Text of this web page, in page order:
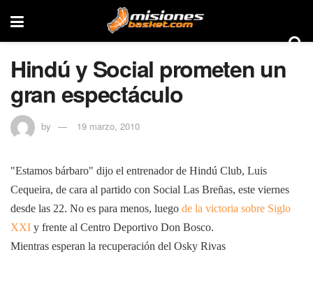
Hindú y Social prometen un
gran espectáculo
by 19 marzo, 2010
"Estamos bárbaro" dijo el entrenador de Hindú Club, Luis
Cequeira, de cara al partido con Social Las Breñas, este viernes
desde las 22. No es para menos, luego de la victoria sobre Siglo
XXI y frente al Centro Deportivo Don Bosco.
Mientras esperan la recuperación del Osky Rivas